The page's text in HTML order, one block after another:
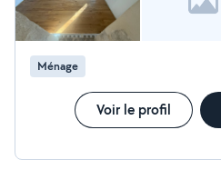
Ménage
Voir le profil